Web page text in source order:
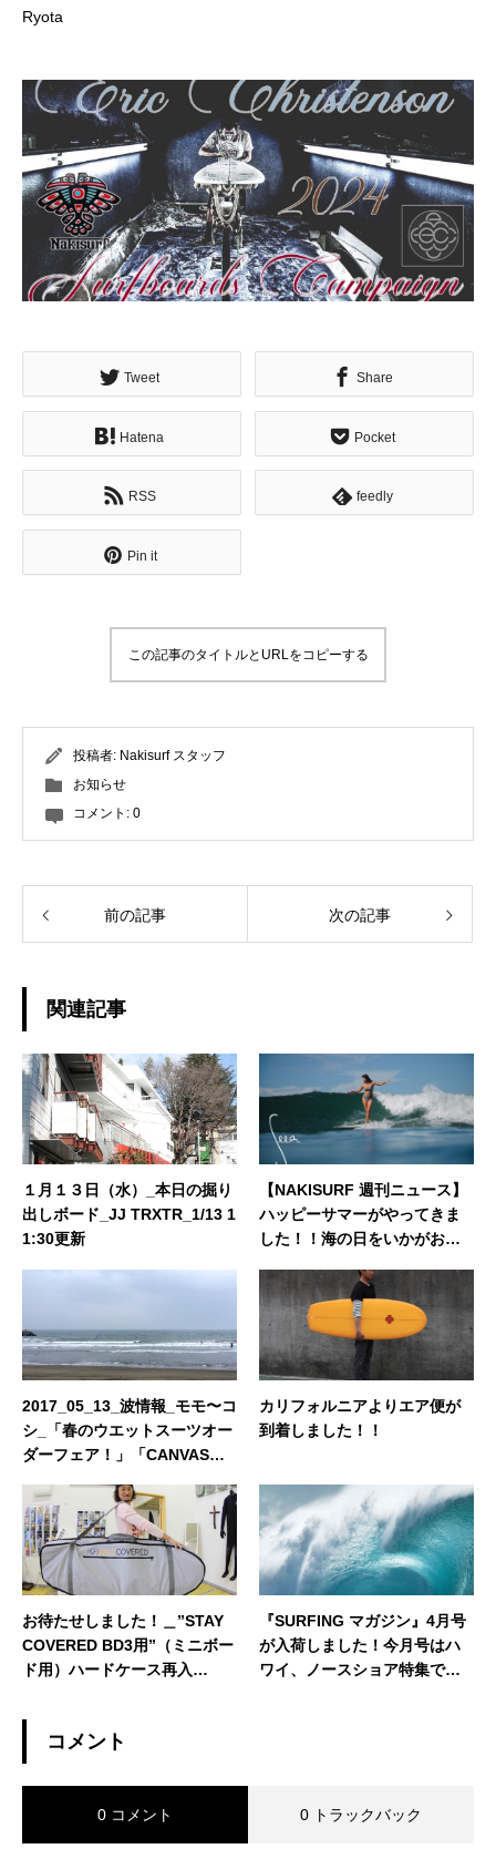
Ryota
Tweet Share
Hatena Pocket
RSS feedly
Pin it
この記事のタイトルとURLをコピーする
投稿者: Nakisurf スタッフ
お知らせ
コメント: 0
前の記事 次の記事
関連記事
１月１３日（水）_本日の掘り
出しボード_JJ TRXTR_1/13 1
1:30更新
【NAKISURF 週刊ニュース】
ハッピーサマーがやってきま
した！！海の日をいかがお過
2017_05_13_波情報_モモ〜コ
シ_「春のウエットスーツオー
ダーフェア！」「CANVASキ
委託強化期間！」
カリフォルニアよりエア便が
到着しました！！
お待たせしました！＿”STAY
COVERED BD3用”（ミニボー
ド用）ハードケース再入
『SURFING マガジン』4月号
が入荷しました！今月号はハ
ワイ、ノースショア特集で
コメント
0 コメント 0 トラックバック